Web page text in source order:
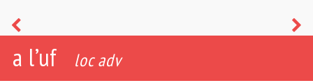
a l’uf loc adv
fotral